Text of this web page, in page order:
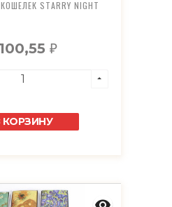
STARRY NIGHT
₽
КОРЗИНУ